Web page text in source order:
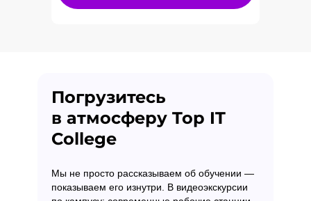
Погрузитесь
в атмосферу Top IT
College
Мы не просто рассказываем об обучении —
показываем его изнутри. В видеоэкскурсии